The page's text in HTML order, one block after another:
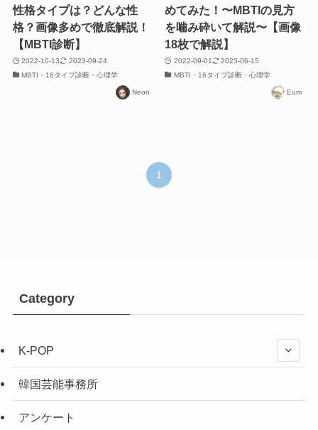
性格タイプは？どんな性
格？画像多めで徹底解説！
【MBTI診断】
2022-10-13
2023-09-24
MBTI・16タイプ診断・心理学
Neon
めてみた！〜MBTIの見方
を噛み砕いて解説〜【画像
18枚で解説】
2022-09-01
2025-06-15
MBTI・16タイプ診断・心理学
Eum
1
Category
K-POP
韓国芸能事務所
アンケート